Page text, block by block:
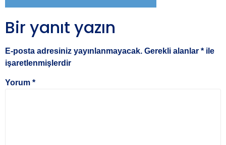
Bir yanıt yazın
E-posta adresiniz yayınlanmayacak. Gerekli alanlar * ile
işaretlenmişlerdir
Yorum *